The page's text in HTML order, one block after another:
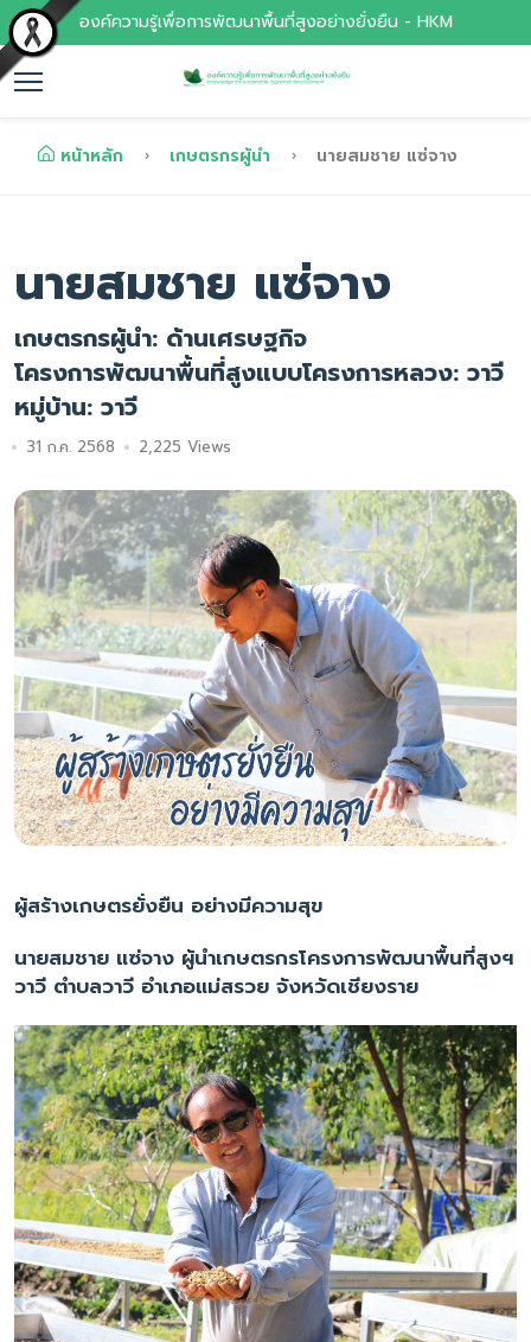
องค์ความรู้เพื่อการพัฒนาพื้นที่สูงอย่างยั่งยืน - HKM
หน้าหลัก เกษตรกรผู้นำ นายสมชาย แซ่จาง
นายสมชาย แซ่จาง
เกษตรกรผู้นำ: ด้านเศรษฐกิจ
โครงการพัฒนาพื้นที่สูงแบบโครงการหลวง: วาวี
หมู่บ้าน: วาวี
31 ก.ค. 2568 2,225 Views
ผู้สร้างเกษตรยั่งยืน อย่างมีความสุข
นายสมชาย แซ่จาง ผู้นำเกษตรกรโครงการพัฒนาพื้นที่สูงฯ
วาวี ตำบลวาวี อำเภอแม่สรวย จังหวัดเชียงราย